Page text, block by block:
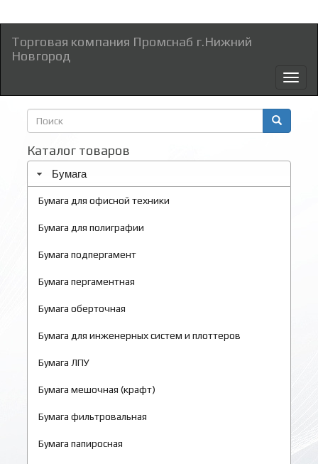
Торговая компания Промснаб г.Нижний
Новгород
Форма
поиска
Каталог товаров
Бумага
Бумага для офисной техники
Бумага для полиграфии
Бумага подпергамент
Бумага пергаментная
Бумага оберточная
Бумага для инженерных систем и плоттеров
Бумага ЛПУ
Бумага мешочная (крафт)
Бумага фильтровальная
Бумага папиросная